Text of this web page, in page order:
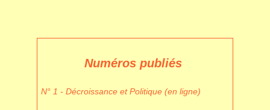
Numéros publiés
N° 1 - Décroissance et Politique (en ligne)